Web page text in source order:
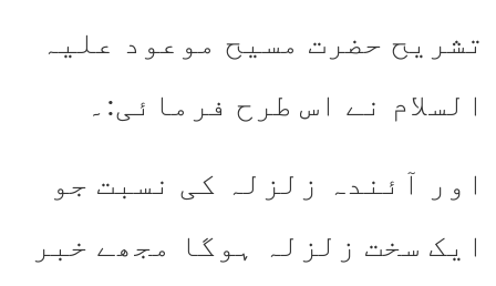
تشریح حضرت مسیح موعود علیہ
السلام نے اس طرح فرمائی:۔
اور آئندہ زلزلہ کی نسبت جو
ایک سخت زلزلہ ہوگا مجھے خبر